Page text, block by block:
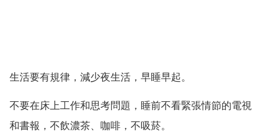
生活要有規律，減少夜生活，早睡早起。
不要在床上工作和思考問題，睡前不看緊張情節的電視
和書報，不飲濃茶、咖啡，不吸菸。